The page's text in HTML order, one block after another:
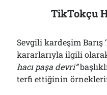
TikTokçu
Sevgili kardeşim
kararlarıyla ilgili
hacı paşa devri”
terfi ettiğinin